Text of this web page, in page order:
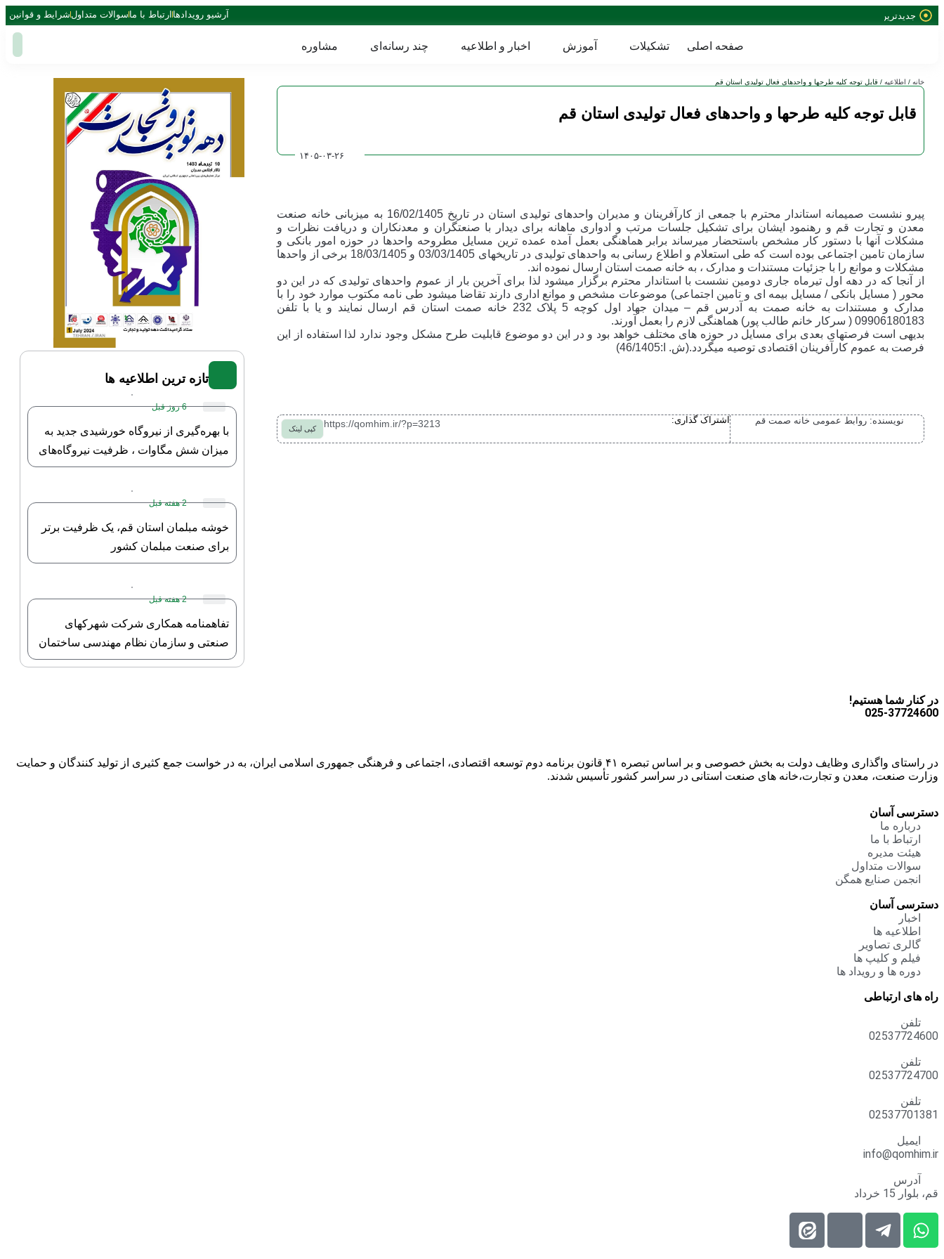
جدیدترین
خبرها:
آرشیو رویدادها ارتباط با ما سوالات متداول شرایط و قوانین
صفحه اصلی تشکیلات آموزش اخبار و اطلاعیه چند رسانه‌ای مشاوره
خانه / اطلاعیه / قابل توجه کلیه طرحها و واحدهای فعال تولیدی استان قم
قابل توجه کلیه طرحها و واحدهای فعال تولیدی استان قم
۱۴۰۵-۰۳-۲۶
پیرو نشست صمیمانه استاندار محترم با جمعی از کارآفرینان و مدیران واحدهای تولیدی استان در تاریخ 16/02/1405 به میزبانی خانه صنعت
معدن و تجارت قم و رهنمود ایشان برای تشکیل جلسات مرتب و ادواری ماهانه برای دیدار با صنعتگران و معدنکاران و دریافت نظرات و
مشکلات آنها با دستور کار مشخص باستحضار میرساند برابر هماهنگی بعمل آمده عمده ترین مسایل مطروحه واحدها در حوزه امور بانکی و
سازمان تامین اجتماعی بوده است که طی استعلام و اطلاع رسانی به واحدهای تولیدی در تاریخهای 03/03/1405 و 18/03/1405 برخی از واحدها
مشکلات و موانع را با جزئیات مستندات و مدارک ، به خانه صمت استان ارسال نموده اند.
از آنجا که در دهه اول تیرماه جاری دومین نشست با استاندار محترم برگزار میشود لذا برای آخرین بار از عموم واحدهای تولیدی که در این دو
محور ( مسایل بانکی / مسایل بیمه ای و تامین اجتماعی) موضوعات مشخص و موانع اداری دارند تقاضا میشود طی نامه مکتوب موارد خود را با
مدارک و مستندات به خانه صمت به آدرس قم – میدان جهاد اول کوچه 5 پلاک 232 خانه صمت استان قم ارسال نمایند و یا با تلفن
09906180183 ( سرکار خانم طالب پور) هماهنگی لازم را بعمل آورند.
بدیهی است فرصتهای بعدی برای مسایل در حوزه های مختلف خواهد بود و در این دو موضوع قابلیت طرح مشکل وجود ندارد لذا استفاده از این
فرصت به عموم کارآفرینان اقتصادی توصیه میگردد.(ش. ا:46/1405)
نویسنده: روابط عمومی خانه صمت قم اشتراک گذاری:
کپی لینک https://qomhim.ir/?p=3213
تازه ترین اطلاعیه ها
6 روز قبل
با بهره‌گیری از نیروگاه خورشیدی جدید به
میزان شش مگاوات ، ظرفیت نیروگاه‌های
خورشیدی به صد مگاوات رسید.
2 هفته قبل
خوشه مبلمان استان قم، یک ظرفیت برتر
برای صنعت مبلمان کشور
2 هفته قبل
تفاهمنامه همکاری شرکت شهرکهای
صنعتی و سازمان نظام مهندسی ساختمان
در کنار شما هستیم!
025-37724600
در راستای واگذاری وظایف دولت به بخش خصوصی و بر اساس تبصره ۴۱ قانون برنامه دوم توسعه اقتصادی، اجتماعی و فرهنگی جمهوری اسلامی ایران، به در خواست جمع کثیری از تولید کنندگان و حمایت
وزارت صنعت، معدن و تجارت،خانه های صنعت استانی در سراسر کشور تأسیس شدند.
دسترسی آسان
درباره ما
ارتباط با ما
هیئت مدیره
سوالات متداول
انجمن صنایع همگن
دسترسی آسان
اخبار
اطلاعیه ها
گالری تصاویر
فیلم و کلیپ ها
دوره ها و رویداد ها
راه های ارتباطی
تلفن
02537724600
تلفن
02537724700
تلفن
02537701381
ایمیل
info@qomhim.ir
آدرس
قم، بلوار 15 خرداد